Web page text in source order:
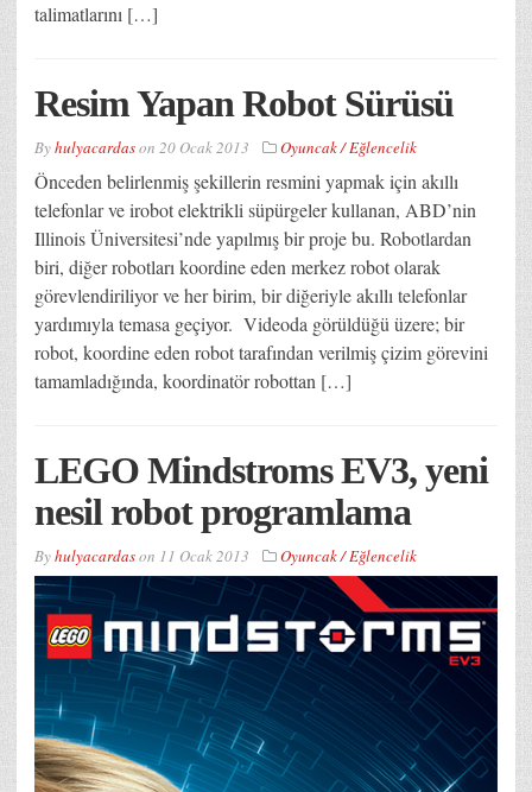
talimatlarını […]
Resim Yapan Robot Sürüsü
Byhulyacardason 20 Ocak 2013 Oyuncak / Eğlencelik
Önceden belirlenmiş şekillerin resmini yapmak için akıllı
telefonlar ve irobot elektrikli süpürgeler kullanan, ABD’nin
Illinois Üniversitesi’nde yapılmış bir proje bu. Robotlardan
biri, diğer robotları koordine eden merkez robot olarak
görevlendiriliyor ve her birim, bir diğeriyle akıllı telefonlar
yardımıyla temasa geçiyor. Videoda görüldüğü üzere; bir
robot, koordine eden robot tarafından verilmiş çizim görevini
tamamladığında, koordinatör robottan […]
LEGO Mindstroms EV3, yeni
nesil robot programlama
Byhulyacardason 11 Ocak 2013 Oyuncak / Eğlencelik